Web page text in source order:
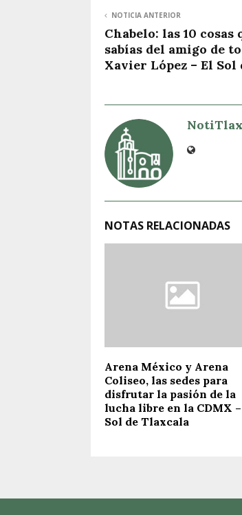
NOTICIA ANTERIOR
Chabelo: las 10 cosas
sabías del amigo de
Xavier López – El Sol
NotiTlax
NOTAS RELACIONADAS
Arena México y Arena
Coliseo, las sedes para
disfrutar la pasión de la
lucha libre en la CDMX
Sol de Tlaxcala